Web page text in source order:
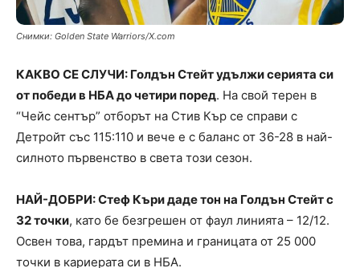
Снимки: Golden State Warriors/X.com
КАКВО СЕ СЛУЧИ: Голдън Стейт удължи серията си
от победи в НБА до четири поред. На свой терен в
“Чейс сентър” отборът на Стив Кър се справи с
Детройт със 115:110 и вече е с баланс от 36-28 в най-
силното първенство в света този сезон.
НАЙ-ДОБРИ: Стеф Къри даде тон на Голдън Стейт с
32 точки, като бе безгрешен от фаул линията – 12/12.
Освен това, гардът премина и границата от 25 000
точки в кариерата си в НБА.